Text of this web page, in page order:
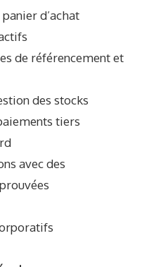
d’achat
de référencement et
des stocks
tiers
avec des